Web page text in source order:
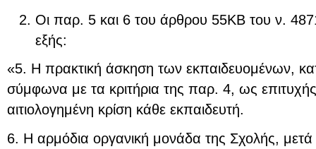
Οι παρ. 5 και 6 του άρθρου 55ΚΒ του ν.
εξής:
«5. Η πρακτική άσκηση των εκπαιδευομένων,
σύμφωνα με τα κριτήρια της παρ. 4, ως επιτυχής
αιτιολογημένη κρίση κάθε εκπαιδευτή.
6. Η αρμόδια οργανική μονάδα της Σχολής,